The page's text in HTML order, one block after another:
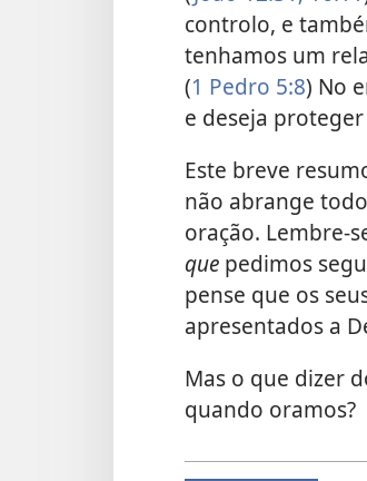
controlo, e
tenhamos um
(1 Pedro 5:8) No
e deseja
Este breve
não abrange
oração. Lembre-
que pedimos
pense que os
apresentados a
Mas o que dizer
quando oramos?